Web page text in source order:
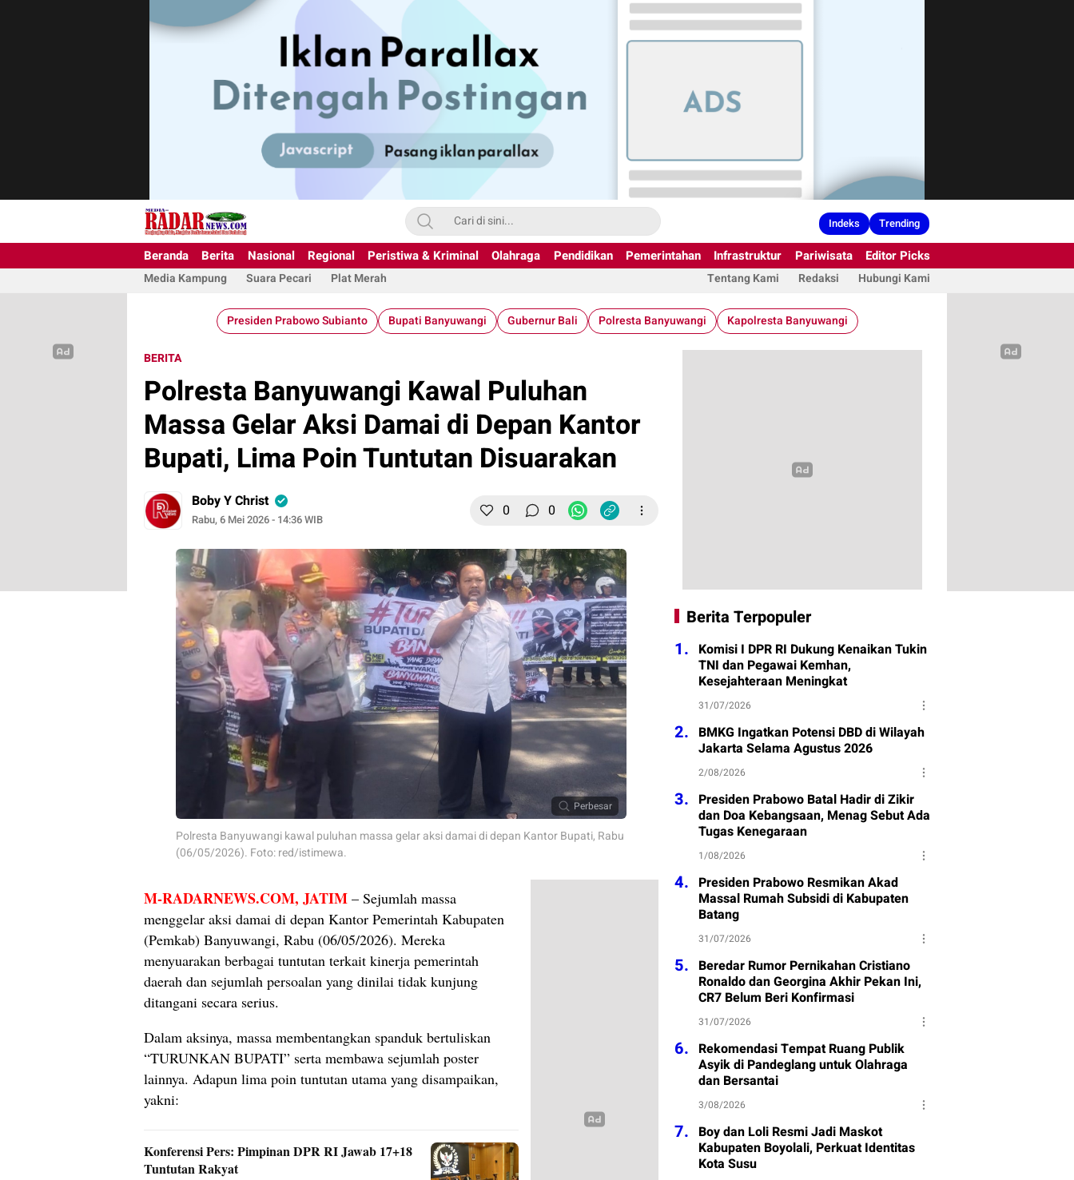
Indeks Trending
Beranda Berita Nasional Regional Peristiwa & Kriminal Olahraga Pendidikan Pemerintahan Infrastruktur Pariwisata Editor Picks
Media Kampung Suara Pecari Plat Merah Tentang Kami Redaksi Hubungi Kami
Presiden Prabowo Subianto Bupati Banyuwangi Gubernur Bali Polresta Banyuwangi Kapolresta Banyuwangi
BERITA
Polresta Banyuwangi Kawal Puluhan
Massa Gelar Aksi Damai di Depan Kantor
Bupati, Lima Poin Tuntutan Disuarakan
Boby Y Christ
Rabu, 6 Mei 2026 - 14:36 WIB 0 0
Perbesar
Polresta Banyuwangi kawal puluhan massa gelar aksi damai di depan Kantor Bupati, Rabu
(06/05/2026). Foto: red/istimewa.
M-RADARNEWS.COM, JATIM – Sejumlah massa
menggelar aksi damai di depan Kantor Pemerintah Kabupaten
(Pemkab) Banyuwangi, Rabu (06/05/2026). Mereka
menyuarakan berbagai tuntutan terkait kinerja pemerintah
daerah dan sejumlah persoalan yang dinilai tidak kunjung
ditangani secara serius.
Dalam aksinya, massa membentangkan spanduk bertuliskan
“TURUNKAN BUPATI” serta membawa sejumlah poster
lainnya. Adapun lima poin tuntutan utama yang disampaikan,
yakni:
Konferensi Pers: Pimpinan DPR RI Jawab 17+18
Tuntutan Rakyat
Berita Terpopuler
1. Komisi I DPR RI Dukung Kenaikan Tukin
TNI dan Pegawai Kemhan,
Kesejahteraan Meningkat
31/07/2026
2. BMKG Ingatkan Potensi DBD di Wilayah
Jakarta Selama Agustus 2026
2/08/2026
3. Presiden Prabowo Batal Hadir di Zikir
dan Doa Kebangsaan, Menag Sebut Ada
Tugas Kenegaraan
1/08/2026
4. Presiden Prabowo Resmikan Akad
Massal Rumah Subsidi di Kabupaten
Batang
31/07/2026
5. Beredar Rumor Pernikahan Cristiano
Ronaldo dan Georgina Akhir Pekan Ini,
CR7 Belum Beri Konfirmasi
31/07/2026
6. Rekomendasi Tempat Ruang Publik
Asyik di Pandeglang untuk Olahraga
dan Bersantai
3/08/2026
7. Boy dan Loli Resmi Jadi Maskot
Kabupaten Boyolali, Perkuat Identitas
Kota Susu